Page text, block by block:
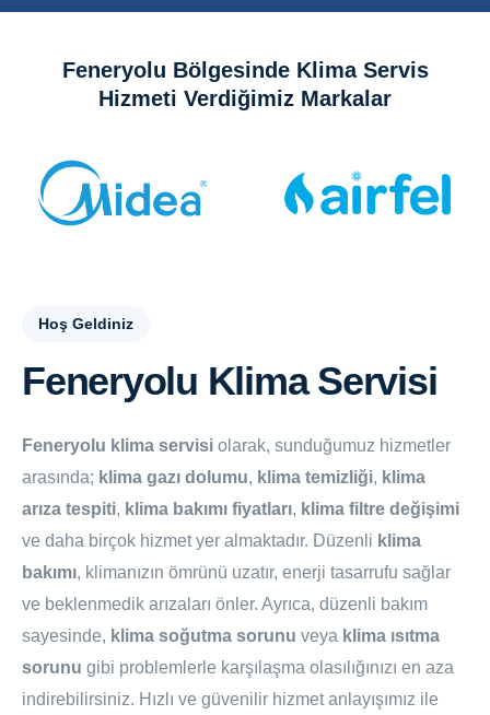
Feneryolu Bölgesinde Klima Servis
Hizmeti Verdiğimiz Markalar
Hoş Geldiniz
Feneryolu Klima Servisi
Feneryolu klima servisi olarak, sunduğumuz hizmetler
arasında; klima gazı dolumu, klima temizliği, klima
arıza tespiti, klima bakımı fiyatları, klima filtre değişimi
ve daha birçok hizmet yer almaktadır. Düzenli klima
bakımı, klimanızın ömrünü uzatır, enerji tasarrufu sağlar
ve beklenmedik arızaları önler. Ayrıca, düzenli bakım
sayesinde, klima soğutma sorunu veya klima ısıtma
sorunu gibi problemlerle karşılaşma olasılığınızı en aza
indirebilirsiniz. Hızlı ve güvenilir hizmet anlayışımız ile